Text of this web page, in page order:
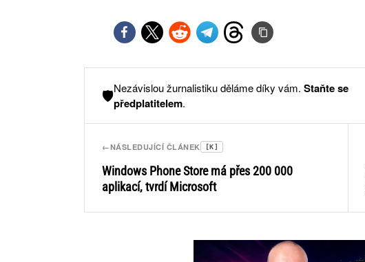
🛡️Nezávislou žurnalistiku děláme díky vám. Staňte se
předplatitelem.
←NÁSLEDUJÍCÍ ČLÁNEK [K]
Windows Phone Store má přes 200 000
aplikací, tvrdí Microsoft